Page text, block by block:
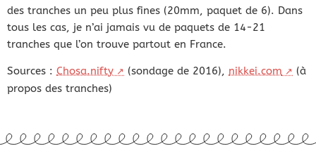
des tranches un peu plus fines (20mm, paquet de 6). Dans
tous les cas, je n’ai jamais vu de paquets de 14-21
tranches que l’on trouve partout en France.
Sources : Chosa.nifty (sondage de 2016), nikkei.com
(à
propos des tranches)